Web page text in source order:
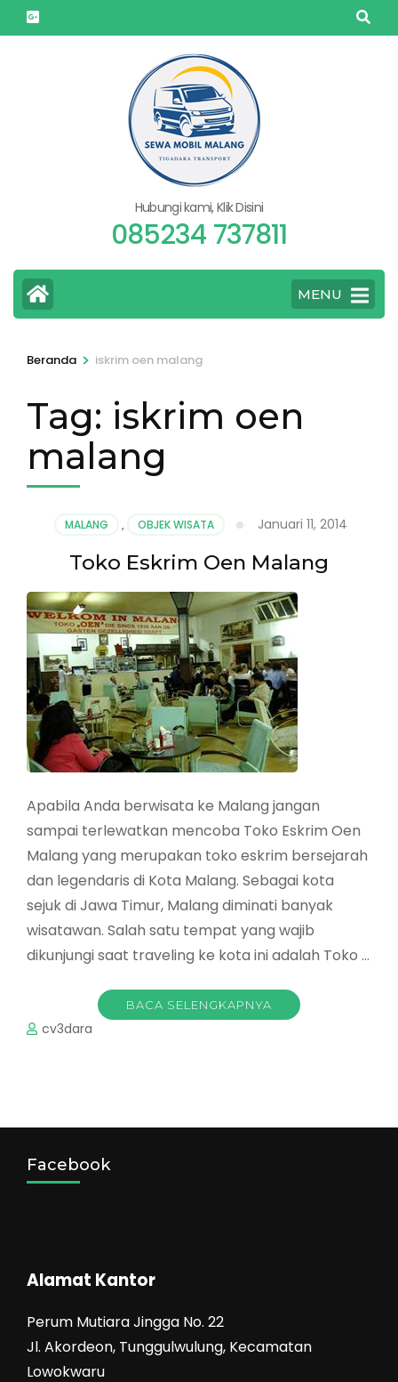
Lompat
ke
Hubungi kami, Klik Disini
085234 737811
MENU
Beranda > iskrim oen malang
Tag: iskrim oen
malang
MALANG , OBJEK WISATA Januari 11, 2014
Toko Eskrim Oen Malang
Apabila Anda berwisata ke Malang jangan
sampai terlewatkan mencoba Toko Eskrim Oen
Malang yang merupakan toko eskrim bersejarah
dan legendaris di Kota Malang. Sebagai kota
sejuk di Jawa Timur, Malang diminati banyak
wisatawan. Salah satu tempat yang wajib
dikunjungi saat traveling ke kota ini adalah Toko …
BACA SELENGKAPNYA
cv3dara
Facebook
Alamat Kantor
Perum Mutiara Jingga No. 22
Jl. Akordeon, Tunggulwulung, Kecamatan
Lowokwaru